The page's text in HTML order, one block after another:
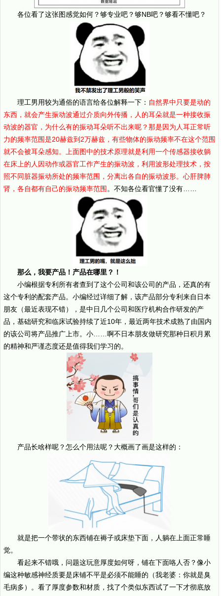
各位看了这张图感觉如何？够专业吧？够NB吧？够看不懂吧？
理工男用较为通俗的语言给各位解释一下： 自然界中只要是动的
东西，就会产生振动波通过介质向外传播，人的耳朵就是一种接收振
动波的器官，为什么有的振动耳朵听不出来呢？那是因为人耳正常听
力的频率范围是20赫兹到2万赫兹，有些物体的振动频率不在这个范围
就不会被耳朵感知。上面图中的技术原理就是利用一个传感器接收躺
在床上的人因动作或器官工作产生的振动波，利用波形处理技术，按
照不同脏器振动所处的频率范围，分离出各自的振动波形。心肝脾肺
肾，各自都有自己的振动频率范围 。不知各位看官懂了没有……
那么，我要产品！产品在哪里？！
小编根据专利所有者查到了这个公司和该公司的产品，还真的有
这个专利的配套产品。小编经过详细了解，该产品部分专利来自日本
朋友（最近表现不错），是中日几个公司和医疗机构合作研发的产
品，基础研究和临床试验持续了近10年，最近两年技术成熟了由国内
的该公司将产品推广上市。小……啊不日本朋友做研究那种日积月累
的精神和严谨态度还是值得我们学习的。
产品长啥样呢？怎么个用法呢？大概画了画是这样的：
就是把一个带状的东西铺在褥子或床垫下面，人躺在上面正常睡
觉。
看起来不错哦，问题这玩意厚度如何呀，铺在下面咯人否？像小
编这种敏感神经质要是床铺不平是必须不能睡的（我老婆：你就是臭
毛病多）。看了厚度参数和材质，找了个类似东西试了一下才彻底放